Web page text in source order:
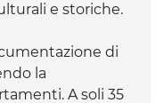
e storiche.
di
la
A soli 35